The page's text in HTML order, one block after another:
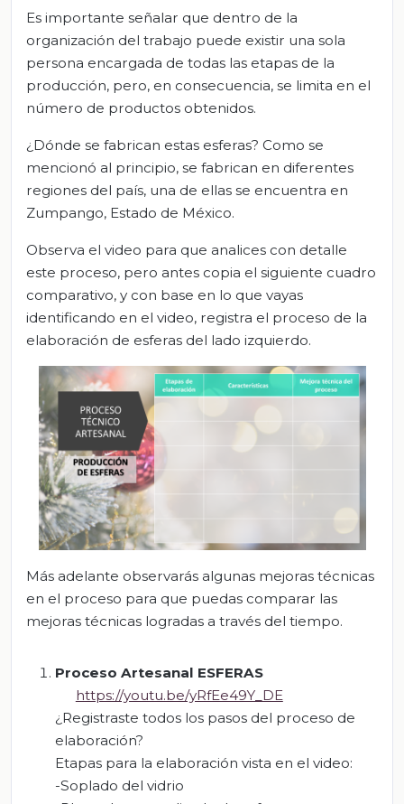
Es importante señalar que dentro de la
organización del trabajo puede existir una sola
persona encargada de todas las etapas de la
producción, pero, en consecuencia, se limita en el
número de productos obtenidos.
¿Dónde se fabrican estas esferas? Como se
mencionó al principio, se fabrican en diferentes
regiones del país, una de ellas se encuentra en
Zumpango, Estado de México.
Observa el video para que analices con detalle
este proceso, pero antes copia el siguiente cuadro
comparativo, y con base en lo que vayas
identificando en el video, registra el proceso de la
elaboración de esferas del lado izquierdo.
Más adelante observarás algunas mejoras técnicas
en el proceso para que puedas comparar las
mejoras técnicas logradas a través del tiempo.
Proceso Artesanal ESFERAS
https://youtu.be/yRfEe49Y_DE
¿Registraste todos los pasos del proceso de
elaboración?
Etapas para la elaboración vista en el video:
-Soplado del vidrio